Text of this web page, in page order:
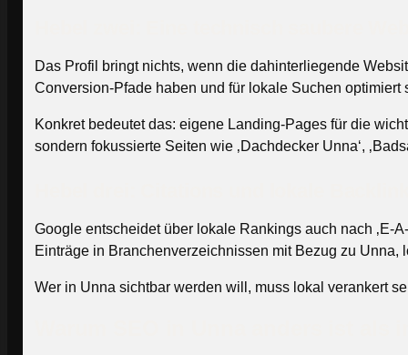
Das Profil bringt nichts, wenn die dahinterliegende
Conversion-Pfade haben und für lokale Suchen optimiert
Konkret bedeutet das: eigene Landing-Pages für die
sondern fokussierte Seiten wie ‚Dachdecker Unna‘,
Google entscheidet über lokale Rankings auch nach ‚E-
Einträge in Branchenverzeichnissen mit Bezug zu
Wer in Unna sichtbar werden will, muss lokal verankert